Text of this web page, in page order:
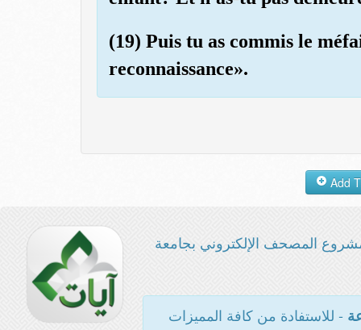
(19) Puis tu as commis le
reconnaissance».
المصحف الإلكتروني بجامعة
- للاستفادة من كافة المميزات